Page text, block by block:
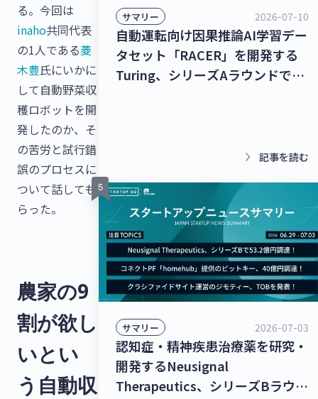
る。今回は
inaho共同代表
の1人である菱
木豊氏にいかに
して自動野菜収
穫ロボットを開
発したのか、そ
の苦労と試行錯
誤のプロセスに
ついて話しても
らった。
農家の9
割が欲し
いとい
う自動収
サマリー 2026-07-10
自動運転向け因果推論AI学習デー
タセット「RACER」を開発する
Turing、シリーズAラウンドで
ズBラウンドで16億3,000万円を
ース】
keyboard_arrow_right 記事を読む
サマリー 2026-07-03
認知症・精神疾患治療薬を研究・
開発するNeusignal
Therapeutics、シリーズBラウン